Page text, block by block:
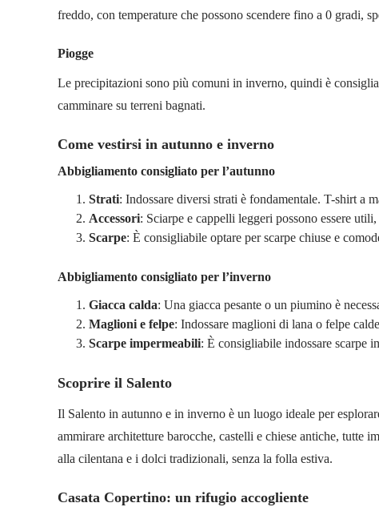
freddo, con temperature che possono scendere fino a 0 gradi,
Piogge
Le precipitazioni sono più comuni in inverno, quindi è
camminare su terreni bagnati.
Come vestirsi in autunno e inverno
Abbigliamento consigliato per l’autunno
Strati: Indossare diversi strati è fondamentale. T-shirt a
Accessori: Sciarpe e cappelli leggeri possono essere
Scarpe: È consigliabile optare per scarpe chiuse e
Abbigliamento consigliato per l’inverno
Giacca calda: Una giacca pesante o un piumino è
Maglioni e felpe: Indossare maglioni di lana o felpe
Scarpe impermeabili: È consigliabile indossare scarpe
Scoprire il Salento
Il Salento in autunno e in inverno è un luogo ideale per
ammirare architetture barocche, castelli e chiese antiche, tutte
alla cilentana e i dolci tradizionali, senza la folla estiva.
Casata Copertino: un rifugio accogliente